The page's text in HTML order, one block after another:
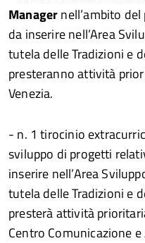
Managernell’ambito
da inserire nell’Area
tutela delle Tradizioni e
presteranno attività
Venezia.
- n. 1 tirocinio
sviluppo di progetti
inserire nell’Area
tutela delle Tradizioni e
presterà attività
Centro Comunicazione